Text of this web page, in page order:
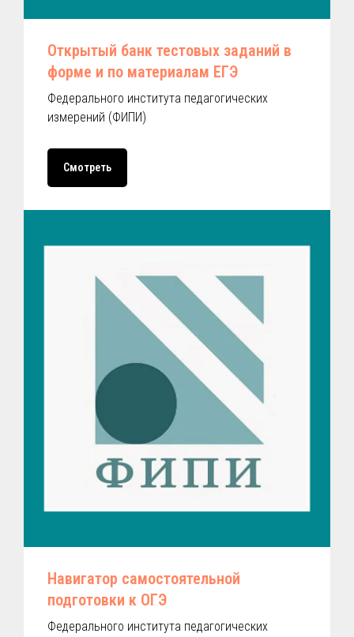
Открытый банк тестовых заданий в
форме и по материалам ЕГЭ
Федерального института педагогических
измерений (ФИПИ)
Смотреть
Навигатор самостоятельной
подготовки к ОГЭ
Федерального института педагогических